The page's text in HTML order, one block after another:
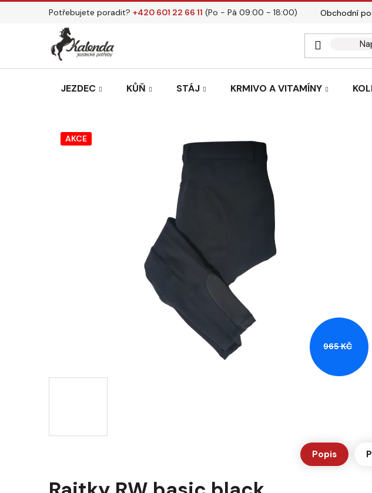
Přejít
Potřebujete poradit? +420 601 22 66 11 (Po - Pá 09:00 - 18:00) Obchodní
JEZDEC KŮŇ STÁJ KRMIVO A VITAMÍNY
AKCE
965 KČ
Popis